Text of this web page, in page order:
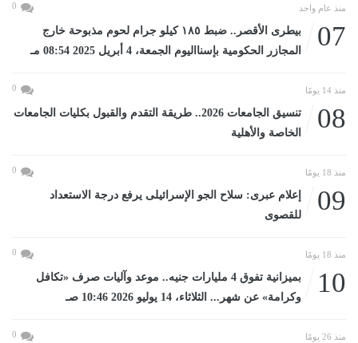
منذ عام واحد 0
07
بيطرى الأقصر.. ضبط ١٨٥ كيلو جرام لحوم مذبوحة خارج
المجازر الحكومية بإسنااليوم الجمعة، 4 أبريل 2025 08:54 مـ
منذ 14 يومًا 0
08
تنسيق الجامعات 2026.. طريقة التقدم والقبول بكليات الجامعات
الخاصة والأهلية
منذ 18 يومًا 0
09
إعلام عبرى: سلاح الجو الإسرائيلى يرفع درجة الاستعداد
للقصوى
منذ 18 يومًا 0
10
بميزانية تفوق 4 مليارات جنيه.. موعد وآليات صرف «تكافل
وكرامة» عن شهر... الثلاثاء، 14 يوليو 2026 10:46 صـ
منذ 26 يومًا 0